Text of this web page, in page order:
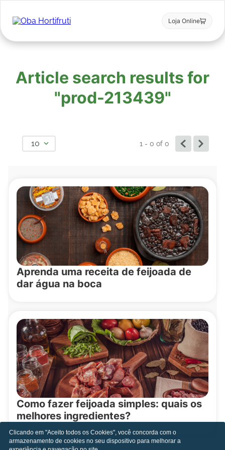
Loja Online
Article search results for
"prod-213439"
10 1 - 0of 0
Aprenda uma receita de feijoada de
dar água na boca
Como fazer feijoada simples: quais os
melhores ingredientes?
Clicando em "Aceito todos os Cookies", você concorda com o
armazenamento de cookies no seu dispositivo para melhorar a